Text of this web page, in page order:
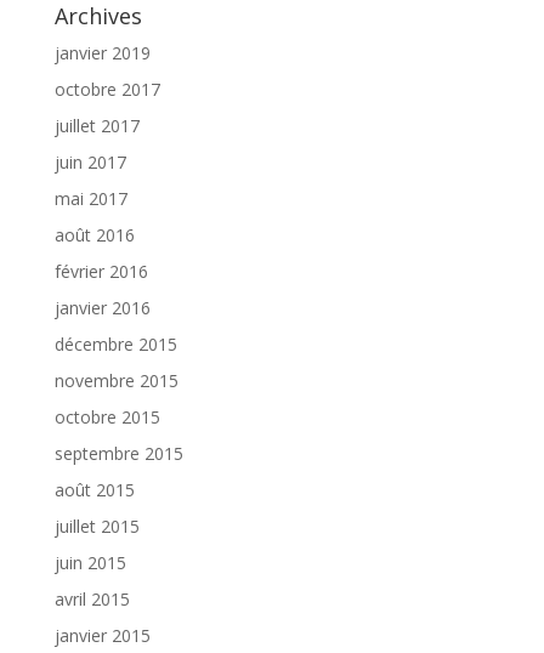
Archives
janvier 2019
octobre 2017
juillet 2017
juin 2017
mai 2017
août 2016
février 2016
janvier 2016
décembre 2015
novembre 2015
octobre 2015
septembre 2015
août 2015
juillet 2015
juin 2015
avril 2015
janvier 2015